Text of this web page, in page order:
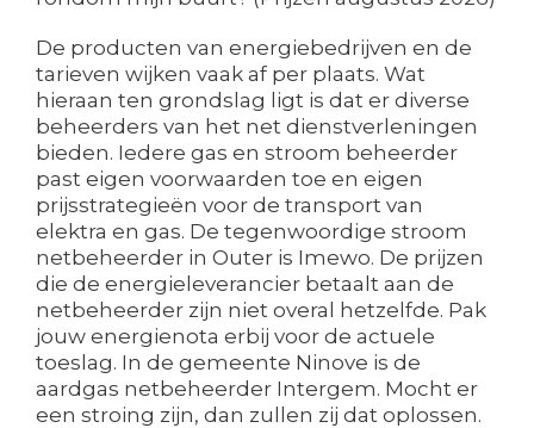
De producten van energiebedrijven en de
tarieven wijken vaak af per plaats. Wat
hieraan ten grondslag ligt is dat er diverse
beheerders van het net dienstverleningen
bieden. Iedere gas en stroom beheerder
past eigen voorwaarden toe en eigen
prijsstrategieën voor de transport van
elektra en gas. De tegenwoordige stroom
netbeheerder in Outer is Imewo. De prijzen
die de energieleverancier betaalt aan de
netbeheerder zijn niet overal hetzelfde. Pak
jouw energienota erbij voor de actuele
toeslag. In de gemeente Ninove is de
aardgas netbeheerder Intergem. Mocht er
een stroing zijn, dan zullen zij dat oplossen.